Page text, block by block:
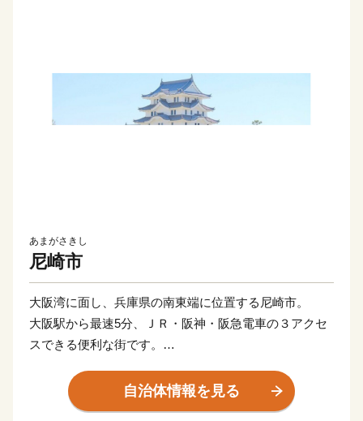
あまがさきし
尼崎市
大阪湾に面し、兵庫県の南東端に位置する尼崎市。
大阪駅から最速5分、ＪＲ・阪神・阪急電車の３アクセ
スできる便利な街です。
自治体情報を見る